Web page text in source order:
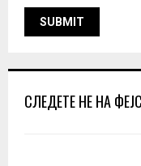
СЛЕДЕТЕ НЕ НА